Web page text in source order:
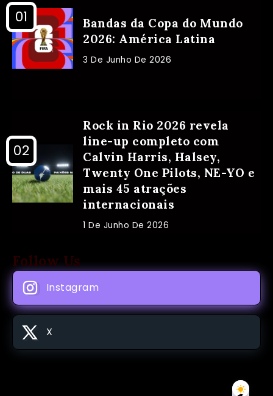
Bandas da Copa do Mundo
2026: América Latina
3 De Junho De 2026
Rock in Rio 2026 revela
line-up completo com
Calvin Harris, Halsey,
Twenty One Pilots, NE-YO e
mais 45 atrações
internacionais
1 De Junho De 2026
Follow Us
Instagram
X